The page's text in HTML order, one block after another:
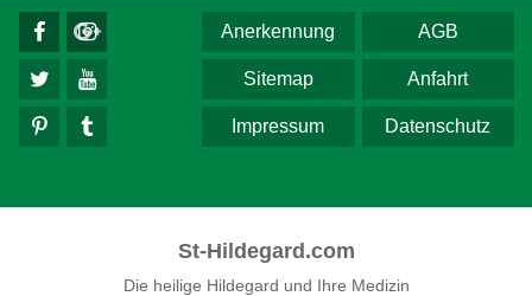
AGB
Anerkennung
Anfahrt
Sitemap
Datenschutz
Impressum
St-Hildegard.com
Die heilige Hildegard und Ihre Medizin